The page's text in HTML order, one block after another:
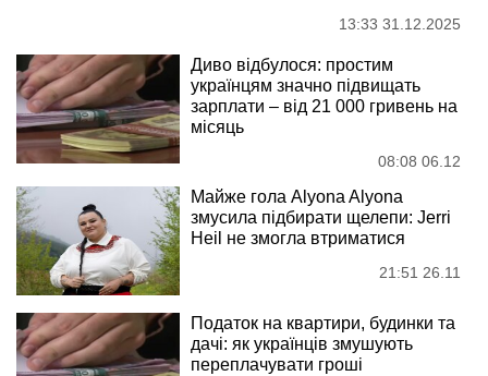
13:33 31.12.2025
Диво відбулося: простим
українцям значно підвищать
зарплати – від 21 000 гривень на
місяць
08:08 06.12
Майже гола Alyona Alyona
змусила підбирати щелепи: Jerri
Heil не змогла втриматися
21:51 26.11
Податок на квартири, будинки та
дачі: як українців змушують
переплачувати гроші